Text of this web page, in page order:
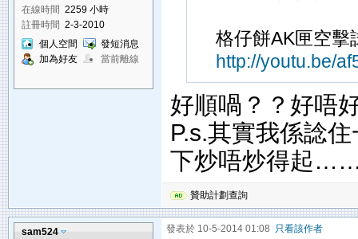
在線時間 2259 小時
註冊時間 2-3-2010
個人空間
發短消息
加為好友
當前離線
格仔餅AK匣空擊
http://youtu.be/
好順喎？？好唔
P.s.其實我係諗
下炒唔炒得起
贊助計劃查詢
sam524 發表於 10-5-2014 01:08 只看該作者